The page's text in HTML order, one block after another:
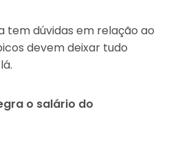
tem dúvidas em relação ao
devem deixar tudo
o salário do